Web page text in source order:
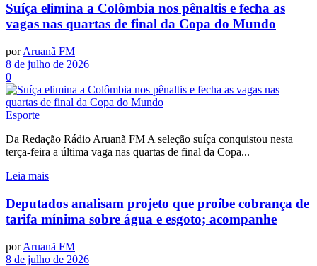
Suíça elimina a Colômbia nos pênaltis e fecha as
vagas nas quartas de final da Copa do Mundo
por Aruanã FM
8 de julho de 2026
0
Esporte
Da Redação Rádio Aruanã FM A seleção suíça conquistou nesta
terça-feira a última vaga nas quartas de final da Copa...
Leia mais
Deputados analisam projeto que proíbe cobrança de
tarifa mínima sobre água e esgoto; acompanhe
por Aruanã FM
8 de julho de 2026